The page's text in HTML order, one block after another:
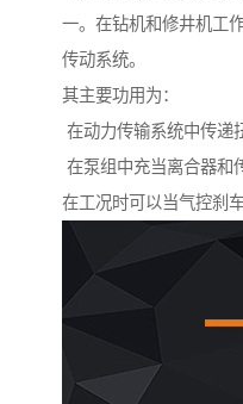
一。在钻机和修井机工
传动系统。
其主要功用为：
在动力传输系统中传递
在泵组中充当离合器和
在工况时可以当气控刹车